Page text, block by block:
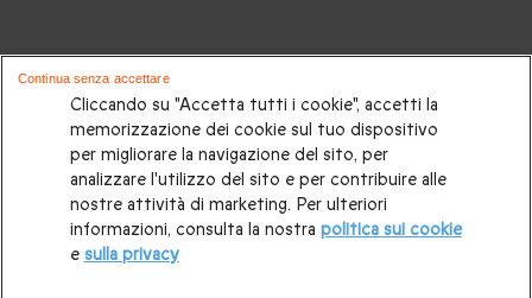
Potrebbero piacerti anche questi cofanetti
regalo:
Cosa regalare?|Idee regalo originali|Perchè regalare una
gift card|Buono regalo|Regali di compleanno
per la coppia|Regalo per matrimonio|Regalo anniversario
Cliccando su "Accetta tutti i cookie", accetti la
memorizzazione dei cookie sul tuo dispositivo
per migliorare la navigazione del sito, per
analizzare l'utilizzo del sito e per contribuire alle
nostre attività di marketing. Per ulteriori
informazioni, consulta la nostra politica sui cookie
e sulla privacy
Continua senza accettare